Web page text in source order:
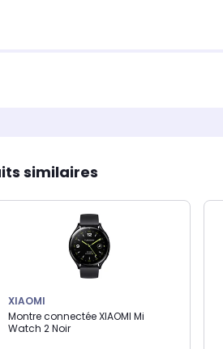
similaires
XIAOMI
Montre connectée XIAOMI Mi
Watch 2 Noir